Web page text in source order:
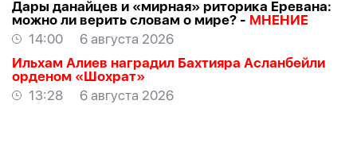
Дары данайцев и «мирная» риторика Еревана:
можно ли верить словам о мире? - МНЕНИЕ
14:00
6 августа 2026
Ильхам Алиев наградил Бахтияра Асланбейли
орденом «Шохрат»
13:28
6 августа 2026